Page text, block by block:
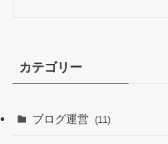
カテゴリー
ブログ運営 (11)